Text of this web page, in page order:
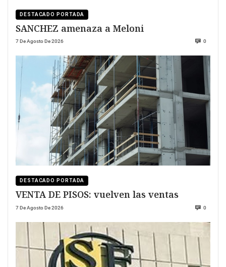
DESTACADO PORTADA
SANCHEZ amenaza a Meloni
7 De Agosto De 2026 0
DESTACADO PORTADA
VENTA DE PISOS: vuelven las ventas
7 De Agosto De 2026 0